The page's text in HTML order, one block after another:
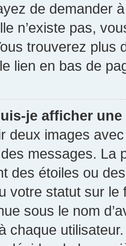
de demander
n’existe pas,
trouverez plus
lien en bas de
je afficher
deux images
messages. La
des étoiles ou
votre statut sur
sous le nom
chaque utilisateur.